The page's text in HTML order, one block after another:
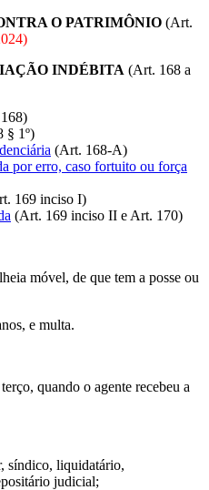
O PATRIMÔNIO (Art.
)
INDÉBITA (Art. 168 a
§ 1º)
(Art. 168-A)
por erro, caso fortuito ou força
169 inciso I)
(Art. 169 inciso II e Art. 170)
móvel, de que tem a posse ou
e multa.
quando o agente recebeu a
síndico, liquidatário,
judicial;